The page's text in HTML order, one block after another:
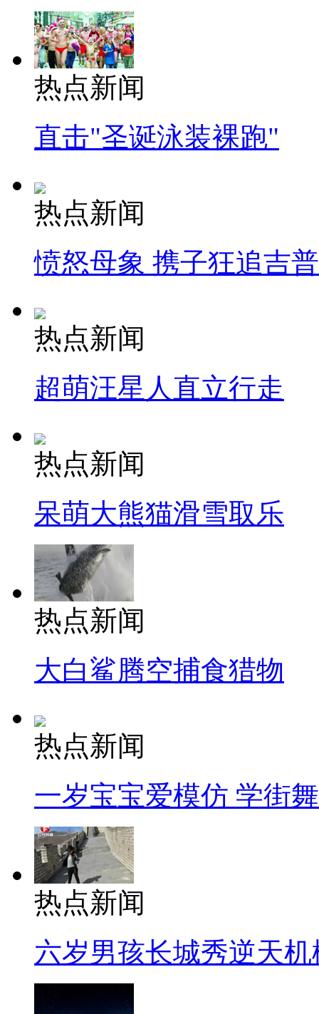
热点新闻
直击"圣诞泳装裸跑"
热点新闻
愤怒母象 携子狂追吉
热点新闻
超萌汪星人直立行走
热点新闻
呆萌大熊猫滑雪取乐
热点新闻
大白鲨腾空捕食猎物
热点新闻
一岁宝宝爱模仿 学街
热点新闻
六岁男孩长城秀逆天机